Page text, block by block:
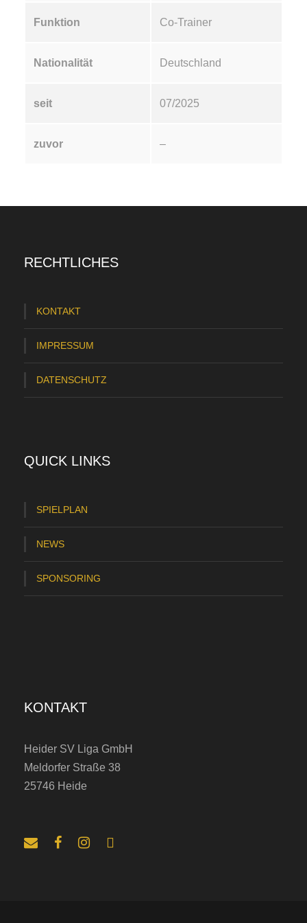
Funktion Co-Trainer
Nationalität Deutschland
seit 07/2025
zuvor –
RECHTLICHES
KONTAKT
IMPRESSUM
DATENSCHUTZ
QUICK LINKS
SPIELPLAN
NEWS
SPONSORING
KONTAKT
Heider SV Liga GmbH
Meldorfer Straße 38
25746 Heide